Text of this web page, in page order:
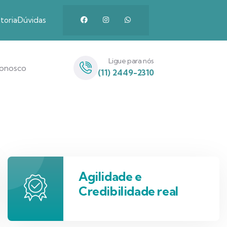
Dúvidas
Ligue para nós
(11) 2449-2310
Agilidade e
Credibilidade real